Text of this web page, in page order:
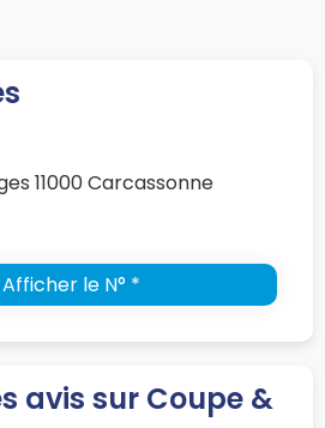
11000 Carcassonne
le N° *
avis sur Coupe &